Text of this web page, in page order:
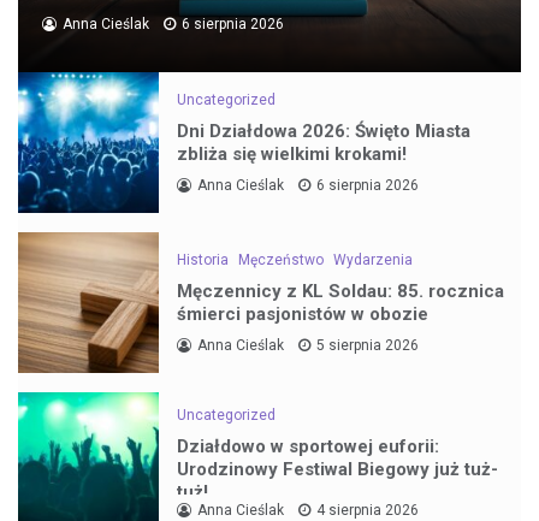
Anna Cieślak 6 sierpnia 2026
Uncategorized
Dni Działdowa 2026: Święto Miasta
zbliża się wielkimi krokami!
Anna Cieślak 6 sierpnia 2026
Historia Męczeństwo Wydarzenia
Męczennicy z KL Soldau: 85. rocznica
śmierci pasjonistów w obozie
Anna Cieślak 5 sierpnia 2026
Uncategorized
Działdowo w sportowej euforii:
Urodzinowy Festiwal Biegowy już tuż-
tuż!
Anna Cieślak 4 sierpnia 2026